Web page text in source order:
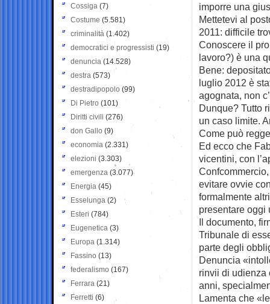
imporre una
Mettetevi al
2011: difficile
Conoscere il
lavoro?) è una
Bene:
luglio 2012 è
agognata, non
Dunque? Tutto
un caso limite.
Come può
Ed ecco che
vicentini, con
evitare ovvie
formalmente
presentare oggi
Il documento,
Tribunale di
parte degli
Denuncia
rinvii di udienza
anni,
Lamenta che
Cossiga (7)
Costume (5.581)
criminalità (1.402)
democratici e progressisti (19)
denuncia (14.528)
destra (573)
destradipopolo (99)
Di Pietro (101)
Diritti civili (276)
don Gallo (9)
economia (2.331)
elezioni (3.303)
emergenza (3.077)
Energia (45)
Esselunga (2)
Esteri (784)
Eugenetica (3)
Europa (1.314)
Fassino (13)
federalismo (167)
Ferrara (21)
Ferretti (6)